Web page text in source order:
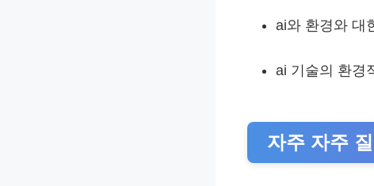
ai와 환경와 대
ai 기술의 환경
자주 자주